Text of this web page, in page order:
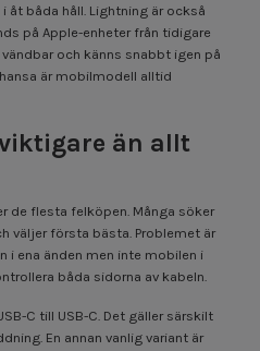
båda håll. Lightning är också
på Apple-enheter från tidigare
och känns snabbt igen på
är mobilmodell alltid
än allt
de flesta felköpen. Många söker
väljer första bästa. Problemet är
i ena änden men inte mobilen i
båda sidorna av kabeln.
C till USB-C. Det gäller särskilt
En annan vanlig variant är